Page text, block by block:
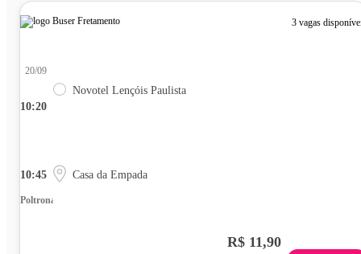
3 vagas
10:20
20/09
Novotel Lençóis Paulista
10:45 Casa da Empada
Poltrona
R$ 11,90